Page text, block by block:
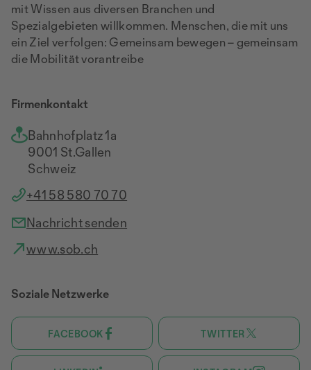
mit Wissen aus diversen Branchen und
Spezialgebieten willkommen. Menschen, die mit uns
ein Ziel verfolgen: Gemeinsam bewegen – gemeinsam
die Mobilität vorantreibe
Firmenkontakt
Bahnhofplatz 1a
9001 St.Gallen
Schweiz
+41 58 580 70 70
Nachricht senden
www.sob.ch
Soziale Netzwerke
FACEBOOK TWITTER